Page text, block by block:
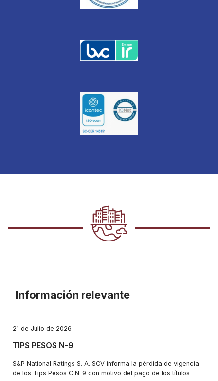
Información relevante
21 de Julio de 2026
TIPS PESOS N-9
S&P National Ratings S. A. SCV informa la pérdida de vigencia
de los Tips Pesos C N-9 con motivo del pago de los títulos